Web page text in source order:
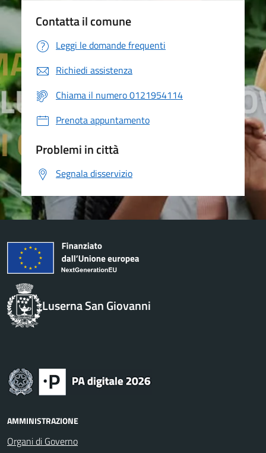
Contatta il comune
Leggi le domande frequenti
Richiedi assistenza
Chiama il numero 0121954114
Prenota appuntamento
Problemi in città
Segnala disservizio
Luserna San Giovanni
AMMINISTRAZIONE
Organi di Governo